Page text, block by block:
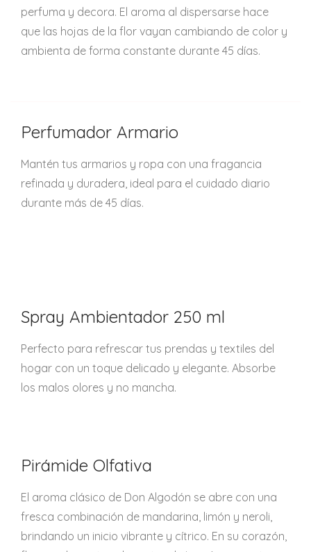
perfuma y decora. El aroma al dispersarse hace
que las hojas de la flor vayan cambiando de color y
ambienta de forma constante durante 45 días.
Perfumador Armario
Mantén tus armarios y ropa con una fragancia
refinada y duradera, ideal para el cuidado diario
durante más de 45 días.
Spray Ambientador 250 ml
Perfecto para refrescar tus prendas y textiles del
hogar con un toque delicado y elegante. Absorbe
los malos olores y no mancha.
Pirámide Olfativa
El aroma clásico de Don Algodón se abre con una
fresca combinación de mandarina, limón y neroli,
brindando un inicio vibrante y cítrico. En su corazón,